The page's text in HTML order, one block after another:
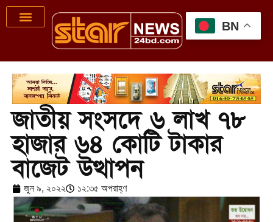
জাতীয় সংসদে ৬ লাখ ৭৮
হাজার ৬৪ কোটি টাকার
বাজেট উত্থাপন
জুন ৯, ২০২২ ১২:৩৫ অপরাহ্ণ
BN